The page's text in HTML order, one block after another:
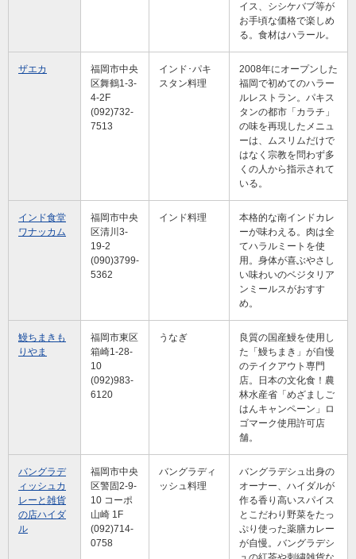
イス、シシケバブ等が
お手頃な価格で楽しめ
る。食材はハラール。
ザエカ
福岡市中央
区舞鶴1-3-
4-2F
(092)732-
7513
インド･パキ
スタン料理
2008年にオープンした
福岡で初めてのハラー
ルレストラン。パキス
タンの都市「カラチ」
の味を再現したメニュ
ーは、ムスリムだけで
はなく宗教を問わず多
くの人から指示されて
いる。
インド食堂
ワナッカム
福岡市中央
区清川3-
19-2
(090)3799-
5362
インド料理
本格的な南インドカレ
ーが味わえる。肉は全
てハラルミートを使
用。身体が喜ぶやさし
い味わいのベジタリア
ンミールスがおすす
め。
鰻ちまきも
りやま
福岡市東区
箱崎1-28-
10
(092)983-
6120
うなぎ
良質の国産鰻を使用し
た「鰻ちまき」が自慢
のテイクアウト専門
店。日本の文化食！農
林水産省「めざましご
はんキャンペーン」ロ
ゴマーク使用許可店
舗。
バングラデ
ィッシュカ
レーと雑貨
の店ハイダ
ル
福岡市中央
区警固2-9-
10 コーポ
山崎 1F
(092)714-
0758
バングラディ
ッシュ料理
バングラデシュ出身の
オーナー、ハイダルが
作る香り高いスパイス
とこだわり野菜をたっ
ぷり使った薬膳カレー
が自慢。バングラデシ